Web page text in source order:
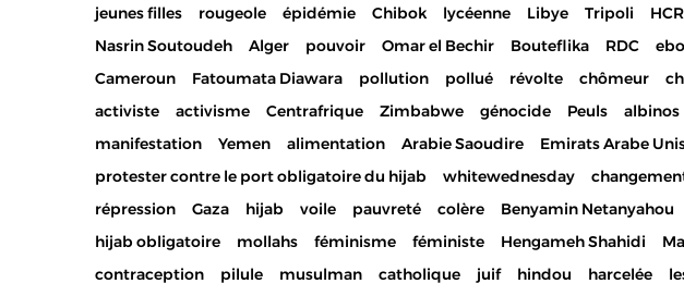
jeunes filles
rougeole épidémie Chibok lycéenne Libye Tripoli HCR
Nasrin Soutoudeh
Alger pouvoir Omar el Bechir Bouteflika RDC
Cameroun
Fatoumata Diawara pollution pollué révolte chômeur
activiste
activisme Centrafrique Zimbabwe génocide Peuls albinos
manifestation
Yemen alimentation Arabie Saoudire Emirats Arabe
protester contre le port obligatoire du hijab
whitewednesday
répression
Gaza hijab voile pauvreté colère Benyamin Netanyahou
hijab obligatoire
mollahs féminisme féministe Hengameh Shahidi
contraception
pilule musulman catholique juif hindou harcelée